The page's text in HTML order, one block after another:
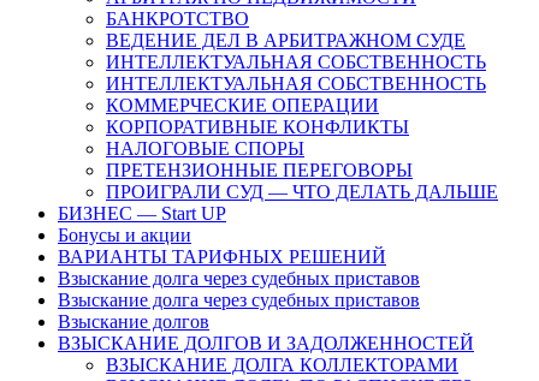
БАНКРОТСТВО
ВЕДЕНИЕ ДЕЛ В АРБИТРАЖНОМ СУДЕ
ИНТЕЛЛЕКТУАЛЬНАЯ СОБСТВЕННОСТЬ
ИНТЕЛЛЕКТУАЛЬНАЯ СОБСТВЕННОСТЬ
КОММЕРЧЕСКИЕ ОПЕРАЦИИ
КОРПОРАТИВНЫЕ КОНФЛИКТЫ
НАЛОГОВЫЕ СПОРЫ
ПРЕТЕНЗИОННЫЕ ПЕРЕГОВОРЫ
ПРОИГРАЛИ СУД — ЧТО ДЕЛАТЬ ДАЛЬШЕ
БИЗНЕС — Start UP
Бонусы и акции
ВАРИАНТЫ ТАРИФНЫХ РЕШЕНИЙ
Взыскание долга через судебных приставов
Взыскание долга через судебных приставов
Взыскание долгов
ВЗЫСКАНИЕ ДОЛГОВ И ЗАДОЛЖЕННОСТЕЙ
ВЗЫСКАНИЕ ДОЛГА КОЛЛЕКТОРАМИ